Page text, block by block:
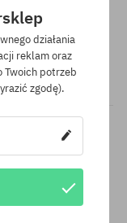
znaleźć dokładnie
cenie - specjalnie
cenę!
działania
reklam oraz
Twoich potrzeb
zgodę).